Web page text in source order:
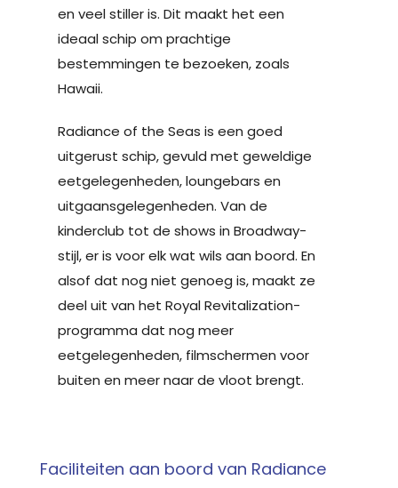
en veel stiller is. Dit maakt het een
ideaal schip om prachtige
bestemmingen te bezoeken, zoals
Hawaii.
Radiance of the Seas is een goed
uitgerust schip, gevuld met geweldige
eetgelegenheden, loungebars en
uitgaansgelegenheden. Van de
kinderclub tot de shows in Broadway-
stijl, er is voor elk wat wils aan boord. En
alsof dat nog niet genoeg is, maakt ze
deel uit van het Royal Revitalization-
programma dat nog meer
eetgelegenheden, filmschermen voor
buiten en meer naar de vloot brengt.
Faciliteiten aan boord van Radiance